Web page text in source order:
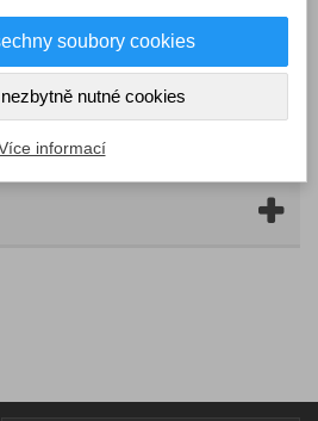
soubory cookies
nutné cookies
informací